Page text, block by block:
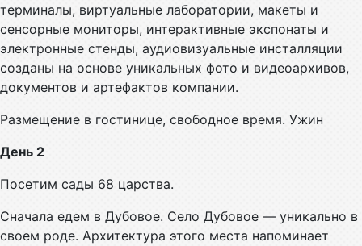
терминалы, виртуальные лаборатории, макеты и
сенсорные мониторы, интерактивные экспонаты и
электронные стенды, аудиовизуальные инсталляции
созданы на основе уникальных фото и видеоархивов,
документов и артефактов компании.
Размещение в гостинице, свободное время. Ужин
День 2
Посетим сады 68 царства.
Сначала едем в Дубовое. Село Дубовое — уникально в
своем роде. Архитектура этого места напоминает